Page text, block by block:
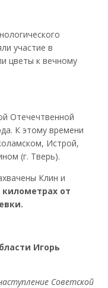
участие в
цветы к вечному
Отечечтвенной
К этому времени
Истрой,
(г. Тверь).
Клин и
километрах от
Игорь
Советской